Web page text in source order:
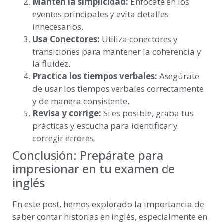
eventos principales y evita detalles
innecesarios.
Usa Conectores: Utiliza conectores y
transiciones para mantener la coherencia y
la fluidez.
Practica los tiempos verbales: Asegúrate
de usar los tiempos verbales correctamente
y de manera consistente.
Revisa y corrige: Si es posible, graba tus
prácticas y escucha para identificar y
corregir errores.
Conclusión: Prepárate para
impresionar en tu examen de
inglés
En este post, hemos explorado la importancia de
saber contar historias en inglés, especialmente en